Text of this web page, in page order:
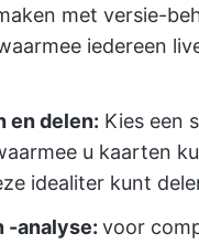
met versie-
iedereen
en delen: Kies een
u kaarten
idealiter kunt
-analyse: voor